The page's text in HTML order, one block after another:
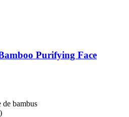
Purifying Face
bambus